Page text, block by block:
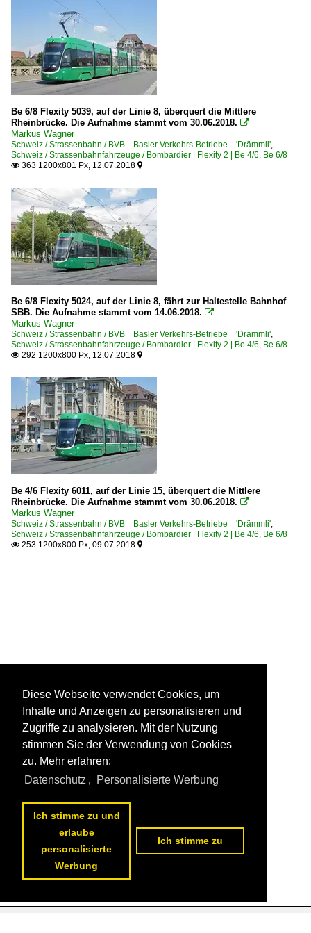
Be 6/8 Flexity 5039, auf der Linie 8, überquert die Mittlere
Rheinbrücke. Die Aufnahme stammt vom 30.06.2018. 
Markus Wagner
Schweiz / Strassenbahn / BVB Basler Verkehrs-Betriebe 'Drämmli',
Schweiz / Strassenbahnfahrzeuge / Bombardier | Flexity 2 | Be 4/6, Be 6/8
 363 1200x801 Px, 12.07.2018 
Be 6/8 Flexity 5024, auf der Linie 8, fährt zur Haltestelle Bahnhof
SBB. Die Aufnahme stammt vom 14.06.2018. 
Markus Wagner
Schweiz / Strassenbahn / BVB Basler Verkehrs-Betriebe 'Drämmli',
Schweiz / Strassenbahnfahrzeuge / Bombardier | Flexity 2 | Be 4/6, Be 6/8
 292 1200x800 Px, 12.07.2018 
Be 4/6 Flexity 6011, auf der Linie 15, überquert die Mittlere
Rheinbrücke. Die Aufnahme stammt vom 30.06.2018. 
Markus Wagner
Schweiz / Strassenbahn / BVB Basler Verkehrs-Betriebe 'Drämmli',
Schweiz / Strassenbahnfahrzeuge / Bombardier | Flexity 2 | Be 4/6, Be 6/8
 253 1200x800 Px, 09.07.2018 
Diese Webseite verwendet Cookies, um
Inhalte und Anzeigen zu personalisieren und
Zugriffe zu analysieren. Mit der Nutzung
stimmen Sie der Verwendung von Cookies
zu. Mehr erfahren:
Datenschutz , Personalisierte Werbung
Ich stimme zu und
erlaube
personalisierte
Werbung
Ich stimme zu